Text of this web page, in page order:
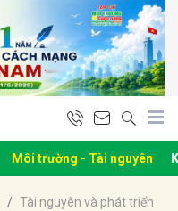
Môi trường - Tài nguyên
Tài nguyên và phát triển